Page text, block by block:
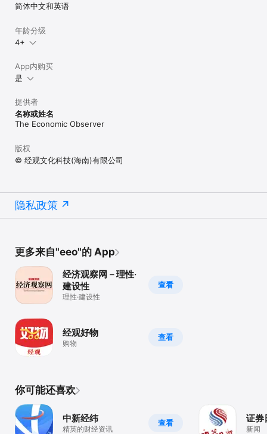
简体中文和英语
年龄分级
4+
App内购买
是
提供者
名称或姓名
The Economic Observer
版权
© 经观文化科技(海南)有限公司
隐私政策
更多来自"eeo"的 App
查看
经济观察网－理性·
建设性
理性·建设性
查看
经观好物
购物
你可能还喜欢
查看
中新经纬
精英的财经资讯
证券
新闻